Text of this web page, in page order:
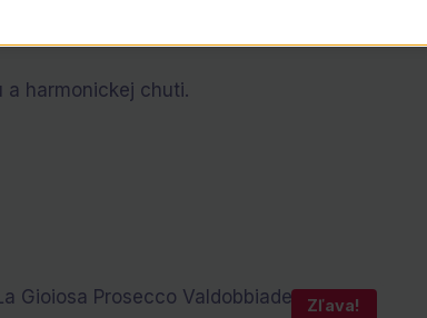
harmonickej chuti.
Zľava!